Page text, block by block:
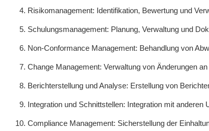
Risikomanagement: Identifikation, Bewertung und
Schulungsmanagement: Planung, Verwaltung und
Non-Conformance Management: Behandlung von
Change Management: Verwaltung von Änderungen
Berichterstellung und Analyse: Erstellung von
Integration und Schnittstellen: Integration mit
Compliance Management: Sicherstellung der